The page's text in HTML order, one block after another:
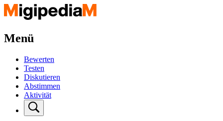
Menü
Bewerten
Testen
Diskutieren
Abstimmen
Aktivität